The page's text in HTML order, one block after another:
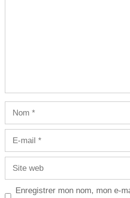
Enregistrer mon nom, mon e-